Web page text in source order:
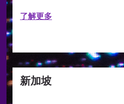
了解更多
新加坡